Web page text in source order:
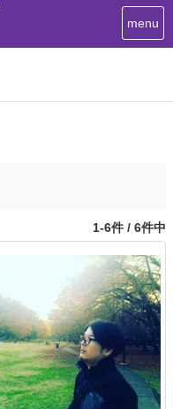
T
o
t
i
o
n
menu
1-6件 / 6件中